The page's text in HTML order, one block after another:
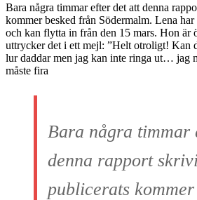
Bara några timmar efter det att denna
kommer besked från Södermalm. Lena
och kan flytta in från den 15 mars. Hon är
uttrycker det i ett mejl: ”Helt otroligt! Kan
lur daddar men jag kan inte ringa ut… jag
måste fira
Bara några timmar
denna rapport
publicerats kommer